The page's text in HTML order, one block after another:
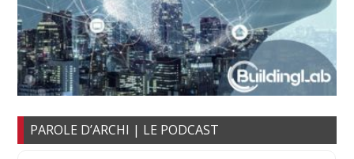
PAROLE D’ARCHI | LE PODCAST